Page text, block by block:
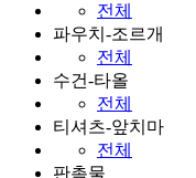
전체
파우치-조르개
전체
수건-타올
전체
티셔츠-앞치마
전체
판촉물